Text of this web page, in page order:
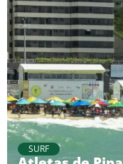
SURF